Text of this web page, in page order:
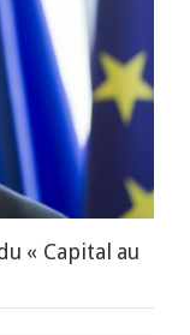
« Capital au